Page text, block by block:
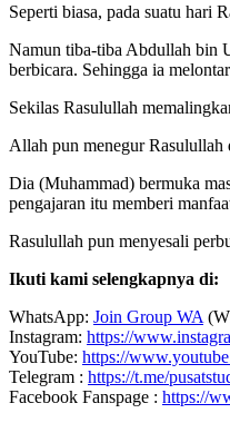
Seperti biasa, pada suatu hari
Namun tiba-tiba Abdullah bin
berbicara. Sehingga ia
Sekilas Rasulullah
Allah pun menegur Rasulullah
Dia (Muhammad) bermuka
pengajaran itu memberi
Rasulullah pun menyesali
Ikuti kami selengkapnya di:
WhatsApp: Join Group WA
Instagram: https://
YouTube: https://
Telegram : https://t.me/
Facebook Fanspage : https://